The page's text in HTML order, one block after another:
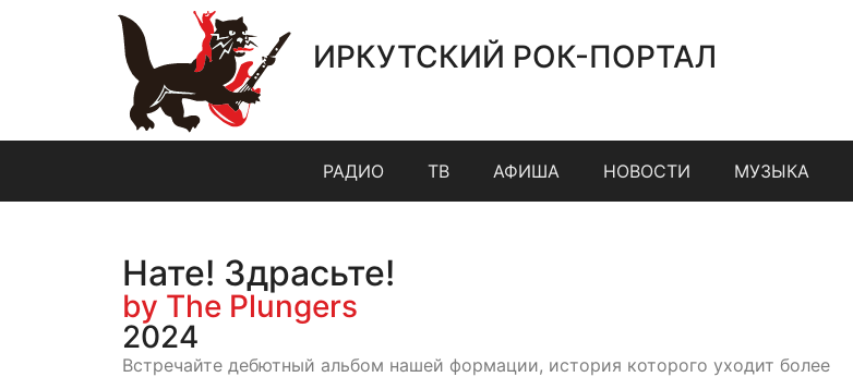
ИРКУТСКИЙ РОК-ПОРТАЛ
РАДИО ТВ АФИША НОВОСТИ МУЗЫКА
Нате! Здрасьте!
by The Plungers
2024
Встречайте дебютный альбом нашей формации, история которого уходит более